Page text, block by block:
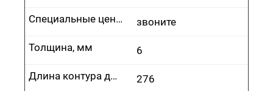
звоните
Специальные цены
6
Толщина, мм
276
Длина контура до 100 м, руб.